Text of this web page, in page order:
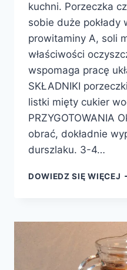
kuchni. Porzeczka
sobie duże pokłady
prowitaminy A, soli
właściwości
wspomaga pracę
SKŁADNIKI
listki mięty cukier
PRZYGOTOWANIA
obrać, dokładnie
durszlaku. 3-4…
DOWIEDZ SIĘ WIĘCEJ
I